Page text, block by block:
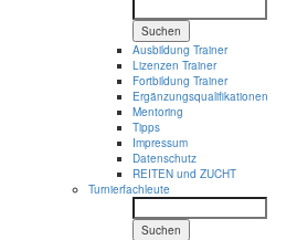
Suchen
Ausbildung Trainer
Lizenzen Trainer
Fortbildung Trainer
Ergänzungsqualifikationen
Mentoring
Tipps
Impressum
Datenschutz
REITEN und ZUCHT
Turnierfachleute
Suchen